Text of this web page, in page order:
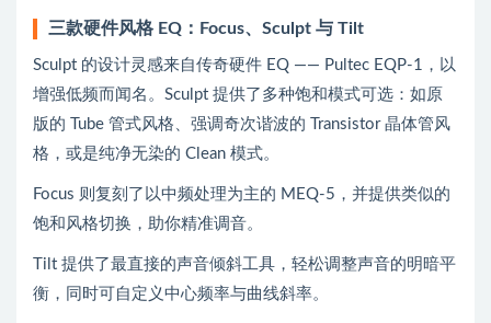
三款硬件风格 EQ：Focus、Sculpt 与 Tilt
Sculpt 的设计灵感来自传奇硬件 EQ —— Pultec EQP-1，以
增强低频而闻名。Sculpt 提供了多种饱和模式可选：如原
版的 Tube 管式风格、强调奇次谐波的 Transistor 晶体管风
格，或是纯净无染的 Clean 模式。
Focus 则复刻了以中频处理为主的 MEQ-5，并提供类似的
饱和风格切换，助你精准调音。
Tilt 提供了最直接的声音倾斜工具，轻松调整声音的明暗平
衡，同时可自定义中心频率与曲线斜率。